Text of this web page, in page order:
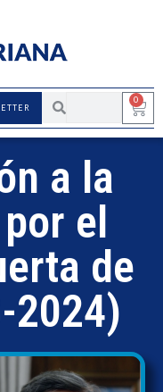
0
a la
el
de
2024)